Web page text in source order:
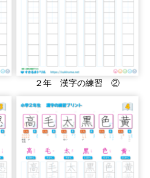
２年 漢字の練習 ②